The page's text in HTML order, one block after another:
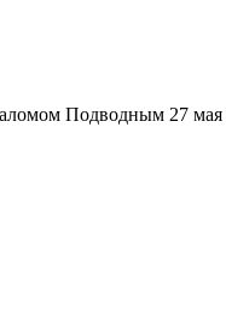
Подводным 27 мая